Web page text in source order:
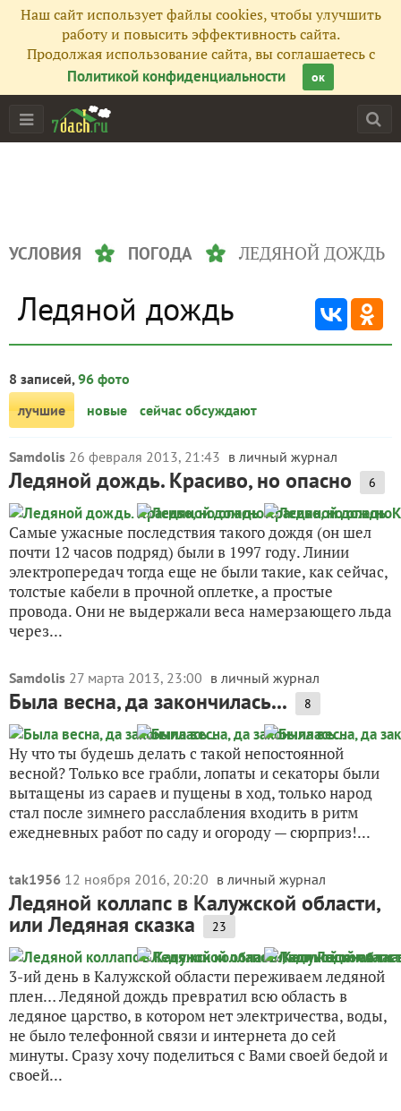
Наш сайт использует файлы cookies, чтобы улучшить
работу и повысить эффективность сайта.
Продолжая использование сайта, вы соглашаетесь с
Политикой конфиденциальности
ок
УСЛОВИЯ ПОГОДА ЛЕДЯНОЙ ДОЖДЬ
Ледяной дождь
8 записей,96 фото
лучшие
новые сейчас обсуждают
Samdolis 26 февраля 2013, 21:43 в личный журнал
Ледяной дождь. Красиво, но опасно 6
Самые ужасные последствия такого дождя (он шел
почти 12 часов подряд) были в 1997 году. Линии
электропередач тогда еще не были такие, как сейчас,
толстые кабели в прочной оплетке, а простые
провода. Они не выдержали веса намерзающего льда
через...
Samdolis 27 марта 2013, 23:00 в личный журнал
Была весна, да закончилась... 8
Ну что ты будешь делать с такой непостоянной
весной? Только все грабли, лопаты и секаторы были
вытащены из сараев и пущены в ход, только народ
стал после зимнего расслабления входить в ритм
ежедневных работ по саду и огороду — сюрприз!...
tak1956 12 ноября 2016, 20:20 в личный журнал
Ледяной коллапс в Калужской области,
или Ледяная сказка 23
3-ий день в Калужской области переживаем ледяной
плен… Ледяной дождь превратил всю область в
ледяное царство, в котором нет электричества, воды,
не было телефонной связи и интернета до сей
минуты. Сразу хочу поделиться с Вами своей бедой и
своей...